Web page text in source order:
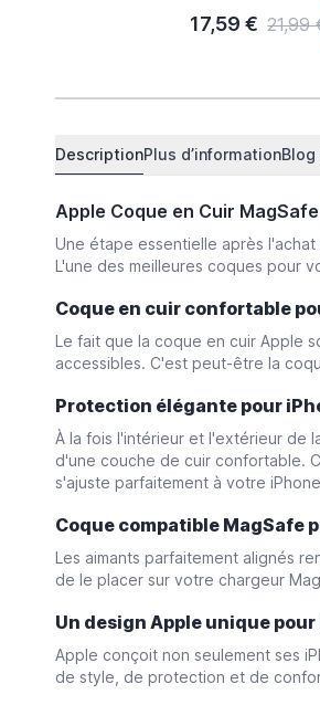
17,59 € 21,99
DescriptionPlus d’informationBlog
Apple Coque en Cuir
Une étape essentielle après
L'une des meilleures coques pour
Coque en cuir confortable
Le fait que la coque en cuir Apple
accessibles. C'est peut-être la
Protection élégante pour
À la fois l'intérieur et l'extérieur de
d'une couche de cuir confortable.
s'ajuste parfaitement à votre
Coque compatible MagSafe
Les aimants parfaitement alignés
de le placer sur votre chargeur
Un design Apple unique pour
Apple conçoit non seulement ses
de style, de protection et de